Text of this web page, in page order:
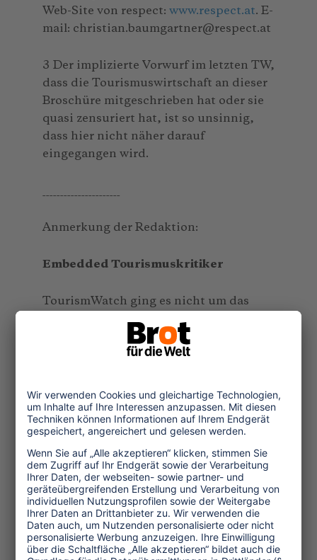
Web-Site von respect: www.respect.at. E-
mail: christian.baumgartner@respect.at
3 Der implizierte Vorwurf im letzten TW,
dass die Tourismuswirtschaft an dieser
Broschüre mitgeschrieben hat oder sie
quasi zensuriert hat, ist so unsinnig,
dass hier nicht näher darauf
eingegangen wird.
Anmerkung der Redaktion:
Embedded Tourismuskritiker
TourismWatch ging es nicht um das
Einziges Anliegen war und ist die
Überlegung, ob nicht die Gefahr
Unabhängigkeit von
Tourismuskritikern auf der Strecke
bleiben, wenn sie bei ihrer Arbeit massiv
unterstützt werden - wenn sie
"embedded" sind. Im vorliegenden Fall
wurde eine zehntägige
Meinungsbildungsreise von Tai Pan
bezahlt (Flug, Hotels), dem größten
Burma-Anbieter in Österreich.